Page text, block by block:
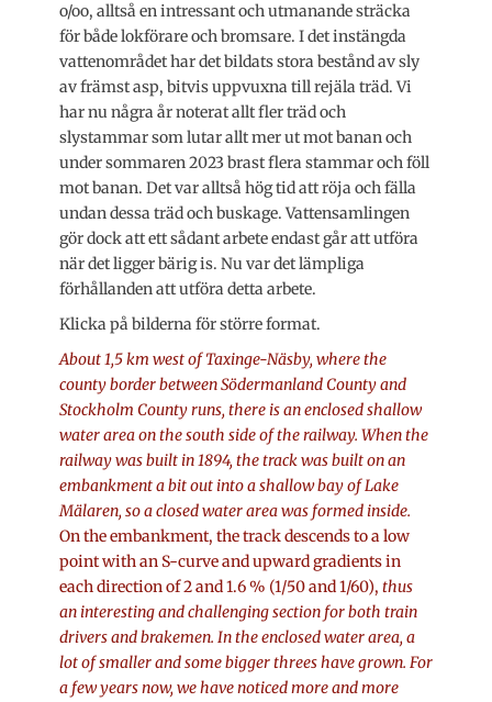
o/oo, alltså en intressant och utmanande sträcka
för både lokförare och bromsare. I det instängda
vattenområdet har det bildats stora bestånd av sly
av främst asp, bitvis uppvuxna till rejäla träd. Vi
har nu några år noterat allt fler träd och
slystammar som lutar allt mer ut mot banan och
under sommaren 2023 brast flera stammar och föll
mot banan. Det var alltså hög tid att röja och fälla
undan dessa träd och buskage. Vattensamlingen
gör dock att ett sådant arbete endast går att utföra
när det ligger bärig is. Nu var det lämpliga
förhållanden att utföra detta arbete.
Klicka på bilderna för större format.
About 1,5 km west of Taxinge-Näsby, where the
county border between Södermanland County and
Stockholm County runs, there is an enclosed shallow
water area on the south side of the railway. When the
railway was built in 1894, the track was built on an
embankment a bit out into a shallow bay of Lake
Mälaren, so a closed water area was formed inside.
On the embankment, the track descends to a low
point with an S-curve and upward gradients in
each direction of 2 and 1.6 % (1/50 and 1/60), thus
an interesting and challenging section for both train
drivers and brakemen. In the enclosed water area, a
lot of smaller and some bigger threes have grown. For
a few years now, we have noticed more and more